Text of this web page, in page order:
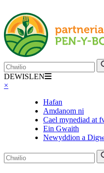
Skip
to
content
Chwilio
DEWISLEN
×
Hafan
Amdanom ni
Cael mynediad at
Ein Gwaith
Newyddion a
Chwilio